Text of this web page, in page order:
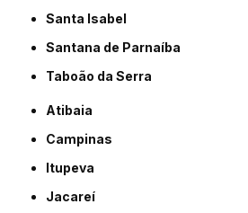
Santa Isabel
Santana de Parnaíba
Taboão da Serra
Atibaia
Campinas
Itupeva
Jacareí